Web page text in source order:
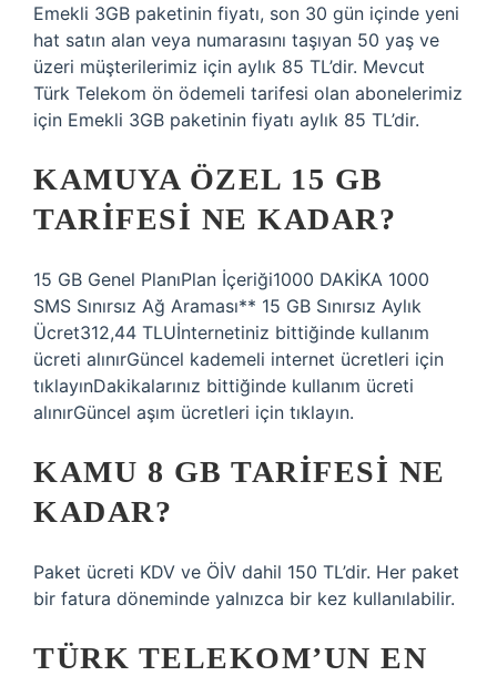
Emekli 3GB paketinin fiyatı, son 30 gün içinde yeni
hat satın alan veya numarasını taşıyan 50 yaş ve
üzeri müşterilerimiz için aylık 85 TL’dir. Mevcut
Türk Telekom ön ödemeli tarifesi olan abonelerimiz
için Emekli 3GB paketinin fiyatı aylık 85 TL’dir.
KAMUYA ÖZEL 15 GB
TARIFESI NE KADAR?
15 GB Genel PlanıPlan İçeriği1000 DAKİKA 1000
SMS Sınırsız Ağ Araması** 15 GB Sınırsız Aylık
Ücret312,44 TLUİnternetiniz bittiğinde kullanım
ücreti alınırGüncel kademeli internet ücretleri için
tıklayınDakikalarınız bittiğinde kullanım ücreti
alınırGüncel aşım ücretleri için tıklayın.
KAMU 8 GB TARIFESI NE
KADAR?
Paket ücreti KDV ve ÖİV dahil 150 TL’dir. Her paket
bir fatura döneminde yalnızca bir kez kullanılabilir.
TÜRK TELEKOM’UN EN